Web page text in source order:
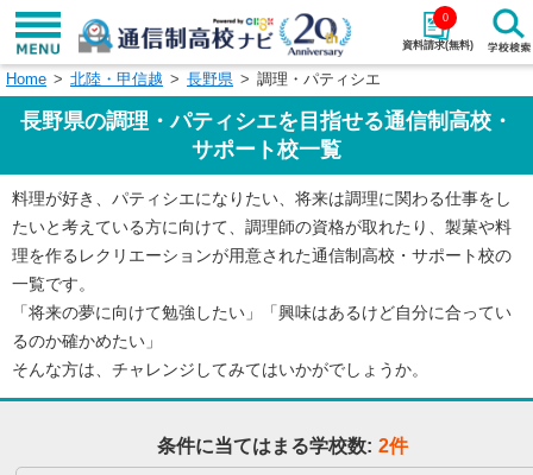
資料請求(無料)
0
学校名で探す
エリアから探す 特徴から探す
エリアを選択して探す
関東 北海道・東北
東海 北陸・甲信越
Home 北陸・甲信越 長野県 調理・パティシエ
長野県の調理・パティシエを目指せる通信制高校・
サポート校一覧
料理が好き、パティシエになりたい、将来は調理に関わる仕事をし
たいと考えている方に向けて、調理師の資格が取れたり、製菓や料
理を作るレクリエーションが用意された通信制高校・サポート校の
一覧です。
「将来の夢に向けて勉強したい」「興味はあるけど自分に合ってい
るのか確かめたい」
そんな方は、チャレンジしてみてはいかがでしょうか。
条件に当てはまる学校数: 2件